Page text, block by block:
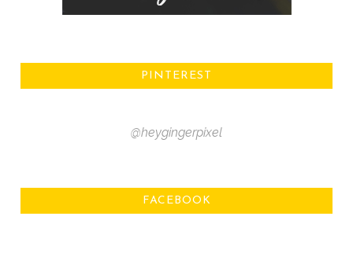
PINTEREST
@heygingerpixel
FACEBOOK